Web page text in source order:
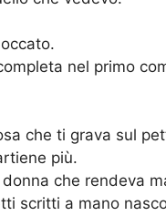
nel primo
che ti grava sul
più.
che rendeva
scritti a mano